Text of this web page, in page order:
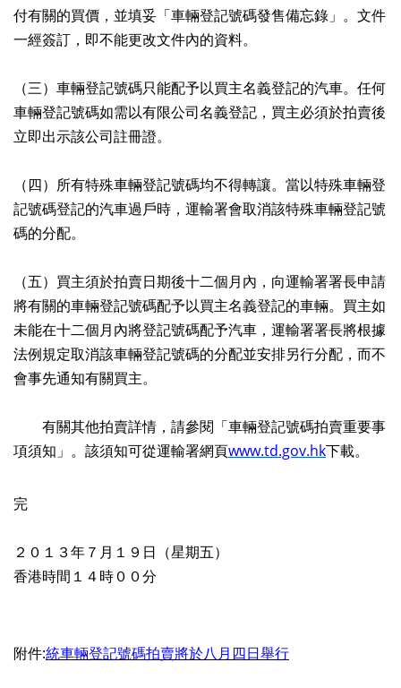
付有關的買價，並填妥「車輛登記號碼發售備忘錄」。文件
一經簽訂，即不能更改文件內的資料。
（三）車輛登記號碼只能配予以買主名義登記的汽車。任何
車輛登記號碼如需以有限公司名義登記，買主必須於拍賣後
立即出示該公司註冊證。
（四）所有特殊車輛登記號碼均不得轉讓。當以特殊車輛登
記號碼登記的汽車過戶時，運輸署會取消該特殊車輛登記號
碼的分配。
（五）買主須於拍賣日期後十二個月內，向運輸署署長申請
將有關的車輛登記號碼配予以買主名義登記的車輛。買主如
未能在十二個月內將登記號碼配予汽車，運輸署署長將根據
法例規定取消該車輛登記號碼的分配並安排另行分配，而不
會事先通知有關買主。
有關其他拍賣詳情，請參閱「車輛登記號碼拍賣重要事
項須知」。該須知可從運輸署網頁www.td.gov.hk下載。
完
２０１３年７月１９日（星期五）
香港時間１４時００分
附件:統車輛登記號碼拍賣將於八月四日舉行